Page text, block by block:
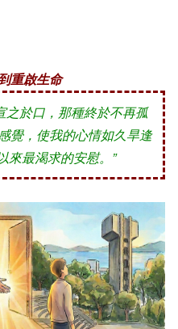
重啟生命
之於口，那種終於不再孤
覺，使我的心情如久旱逢
來最渴求的安慰。”